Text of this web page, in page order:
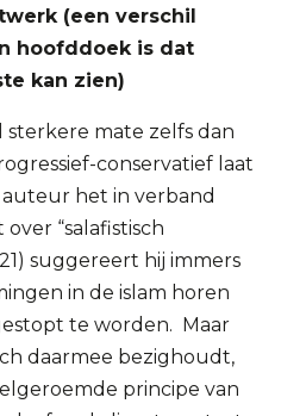
(een verschil
hoofddoek is dat
kan zien)
sterkere mate zelfs dan
conservatief laat
het in verband
“salafistisch
suggereert hij immers
in de islam horen
te worden. Maar
daarmee bezighoudt,
principe van